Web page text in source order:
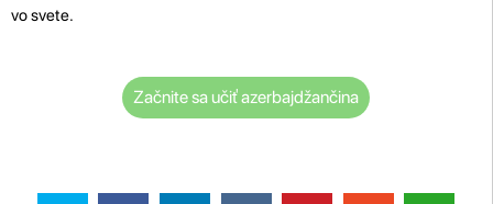
vo svete.
Začnite sa učiť azerbajdžančina